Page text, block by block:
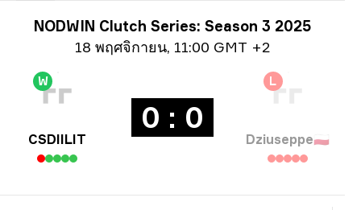
ข้อมูลการแข่งขัน
NODWIN Clutch Series: Season 3 2025
18 พฤศจิกายน, 11:00 GMT +2
W
CSDIILIT
0 : 0
L
Dziuseppe🇵🇱